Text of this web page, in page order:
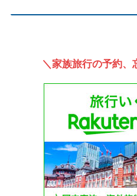
＼家族旅行の予約、